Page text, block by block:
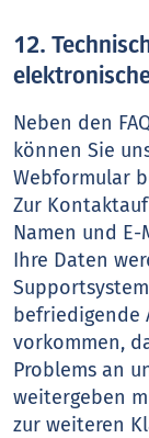
12.
Neben den
können Sie
Webformular
Zur
Namen und
Ihre Daten
befriedigende
vorkommen,
Problems an
weitergeben
zur weiteren